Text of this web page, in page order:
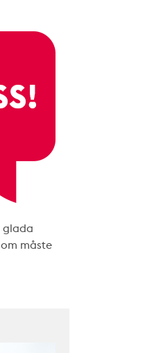
glada
måste